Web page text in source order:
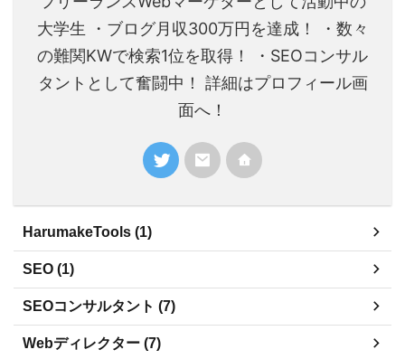
大学生 ・ブログ月収300万円を達成！ ・数々
の難関KWで検索1位を取得！ ・SEOコンサル
タントとして奮闘中！ 詳細はプロフィール画
面へ！
HarumakeTools (1)
SEO (1)
SEOコンサルタント (7)
Webディレクター (7)